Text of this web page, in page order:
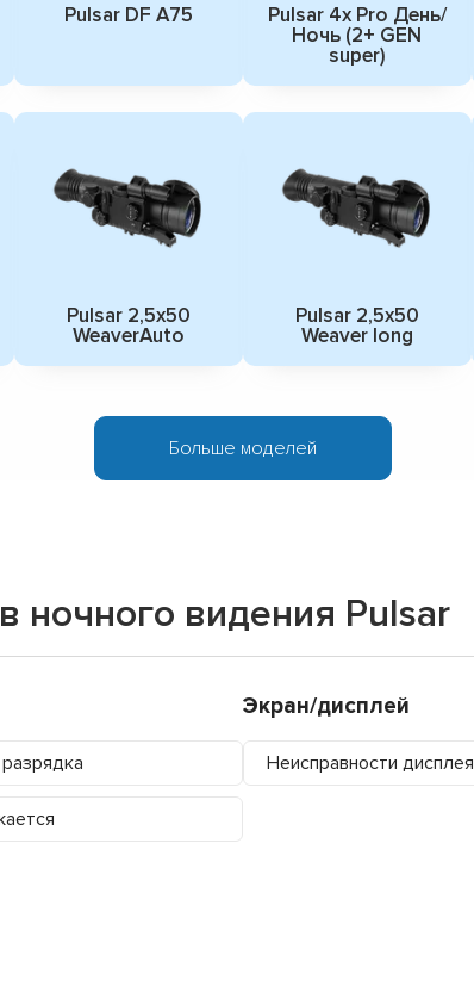
Pulsar DF A75
Pulsar 4x Pro День/
Ночь (2+ GEN
super)
Pulsar 2,5x50
WeaverAuto
Pulsar 2,5x50
Weaver long
Больше моделей
ночного видения Pulsar
Экран/дисплей
Неисправности дисплея